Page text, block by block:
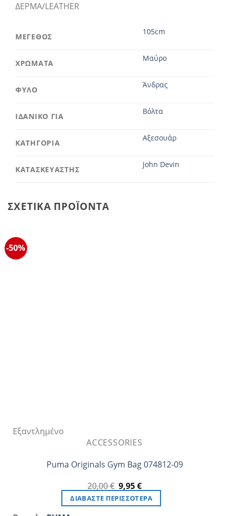
ΔΕΡΜΑ/LEATHER
ΜΕΓΕΘΟΣ
105cm
ΧΡΩΜΑΤΑ
Μαύρο
ΦΥΛΟ
Άνδρας
ΙΔΑΝΙΚΟ ΓΙΑ
Βόλτα
ΚΑΤΗΓΟΡΙΑ
Αξεσουάρ
ΚΑΤΑΣΚΕΥΑΣΤΗΣ
John Devin
ΣΧΕΤΙΚΆ ΠΡΟΪΌΝΤΑ
-50%
Εξαντλημένο
ACCESSORIES
Puma Originals Gym Bag 074812-09
20,00€ Original
price
was:
20,00 €.
9,95€Η
τρέχουσα
τιμή
είναι:
ΔΙΑΒΆΣΤΕ ΠΕΡΙΣΣΌΤΕΡΑ